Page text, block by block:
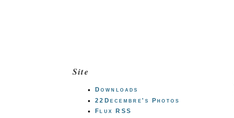
Site
Downloads
22Decembre's Photos
Flux RSS